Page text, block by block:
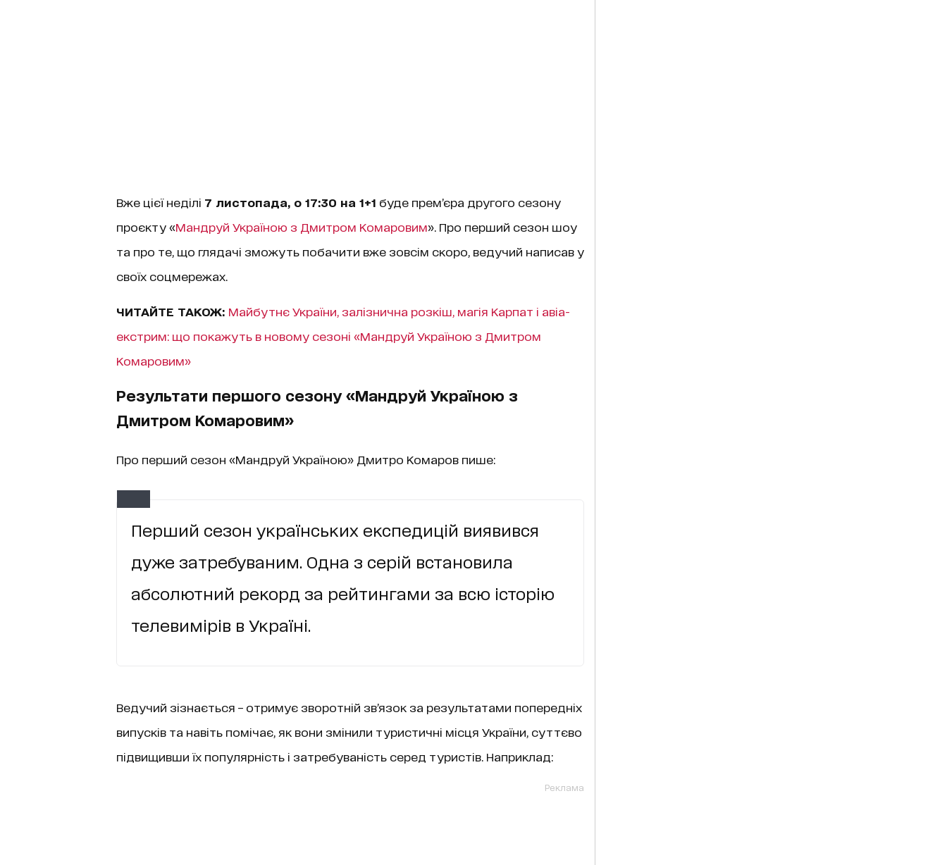
Вже цієї неділі 7 листопада, о 17:30 на 1+1 буде прем’єра другого сезону
проєкту «Мандруй Україною з Дмитром Комаровим». Про перший сезон шоу
та про те, що глядачі зможуть побачити вже зовсім скоро, ведучий написав у
своїх соцмережах.
ЧИТАЙТЕ ТАКОЖ: Майбутнє України, залізнична розкіш, магія Карпат і авіа-
екстрим: що покажуть в новому сезоні «Мандруй Україною з Дмитром
Комаровим»
Результати першого сезону «Мандруй Україною з
Дмитром Комаровим»
Про перший сезон «Мандруй Україною» Дмитро Комаров пише:
Перший сезон українських експедицій виявився
дуже затребуваним. Одна з серій встановила
абсолютний рекорд за рейтингами за всю історію
телевимірів в Україні.
Ведучий зізнається – отримує зворотній зв’язок за результатами попередніх
випусків та навіть помічає, як вони змінили туристичні місця України, суттєво
підвищивши їх популярність і затребуваність серед туристів. Наприклад:
Реклама